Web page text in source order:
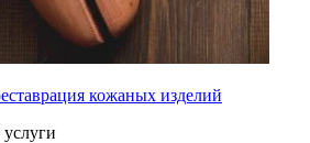
кожаных изделий